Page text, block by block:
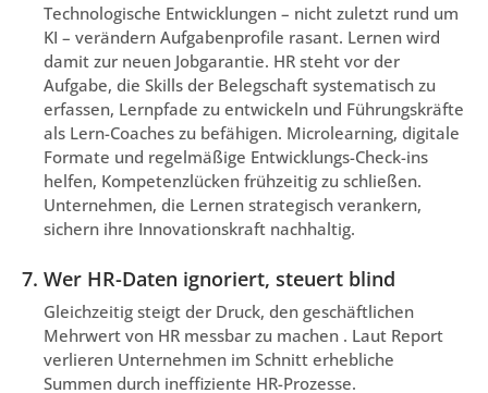
Technologische Entwicklungen – nicht zuletzt rund um
KI – verändern Aufgabenprofile rasant. Lernen wird
damit zur neuen Jobgarantie. HR steht vor der
Aufgabe, die Skills der Belegschaft systematisch zu
erfassen, Lernpfade zu entwickeln und Führungskräfte
als Lern-Coaches zu befähigen. Microlearning, digitale
Formate und regelmäßige Entwicklungs-Check-ins
helfen, Kompetenzlücken frühzeitig zu schließen.
Unternehmen, die Lernen strategisch verankern,
sichern ihre Innovationskraft nachhaltig.
7. Wer HR-Daten ignoriert, steuert blind
Gleichzeitig steigt der Druck, den geschäftlichen
Mehrwert von HR messbar zu machen . Laut Report
verlieren Unternehmen im Schnitt erhebliche
Summen durch ineffiziente HR-Prozesse.